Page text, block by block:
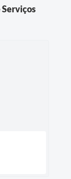
Serviços